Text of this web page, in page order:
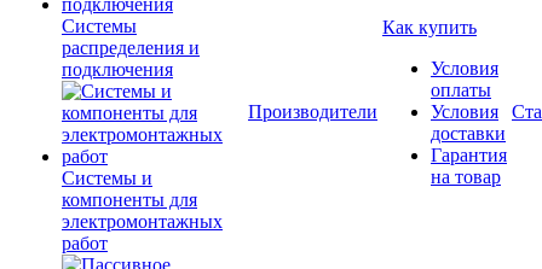
Системы
распределения и
подключения
Системы и
компоненты для
электромонтажных
работ
Производители
Как купить
Условия
оплаты
Условия
доставки
Гарантия
на товар